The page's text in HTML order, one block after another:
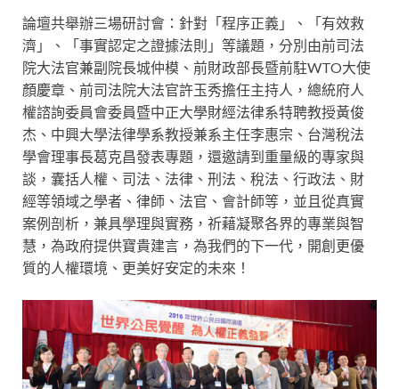
論壇共舉辦三場研討會：針對「程序正義」、「有效救
濟」、「事實認定之證據法則」等議題，分別由前司法
院大法官兼副院長城仲模、前財政部長暨前駐WTO大使
顏慶章、前司法院大法官許玉秀擔任主持人，總統府人
權諮詢委員會委員暨中正大學財經法律系特聘教授黃俊
杰、中興大學法律學系教授兼系主任李惠宗、台灣稅法
學會理事長葛克昌發表專題，還邀請到重量級的專家與
談，囊括人權、司法、法律、刑法、稅法、行政法、財
經等領域之學者、律師、法官、會計師等，並且從真實
案例剖析，兼具學理與實務，祈藉凝聚各界的專業與智
慧，為政府提供寶貴建言，為我們的下一代，開創更優
質的人權環境、更美好安定的未來！